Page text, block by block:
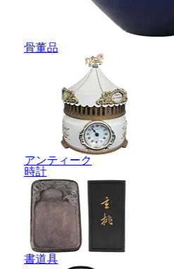
骨董品
アンティーク
時計
書道具